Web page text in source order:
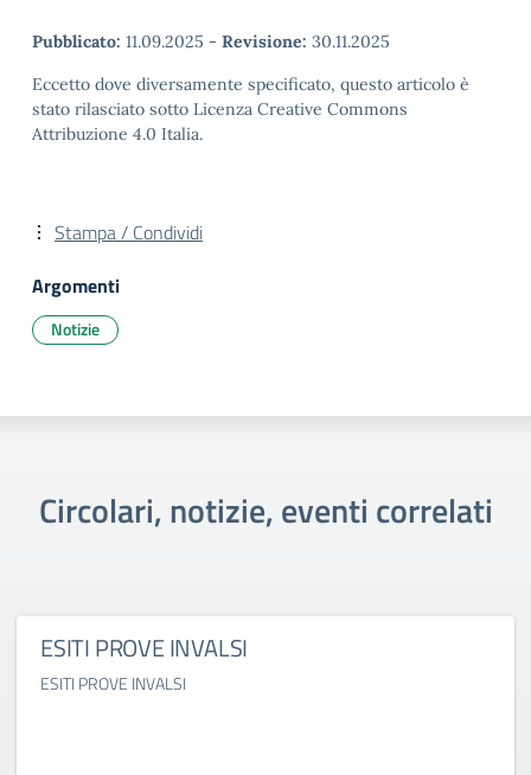
Pubblicato: 11.09.2025 - Revisione: 30.11.2025
Eccetto dove diversamente specificato, questo articolo è
stato rilasciato sotto Licenza Creative Commons
Attribuzione 4.0 Italia.
Stampa / Condividi
Argomenti
Notizie
Circolari, notizie, eventi correlati
ESITI PROVE INVALSI
ESITI PROVE INVALSI